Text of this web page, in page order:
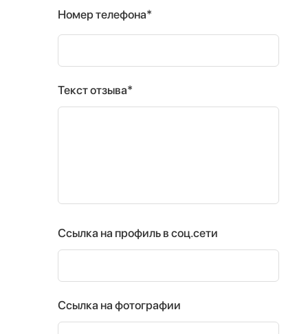
Номер телефона*
Текст отзыва*
Ссылка на профиль в соц.сети
Ссылка на фотографии